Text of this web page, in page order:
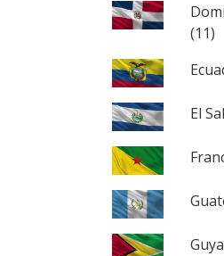
(11)
El